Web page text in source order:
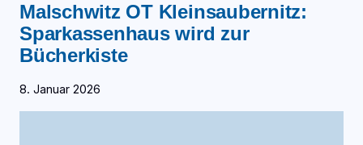
Malschwitz OT Kleinsaubernitz:
Sparkassenhaus wird zur
Bücherkiste
8. Januar 2026